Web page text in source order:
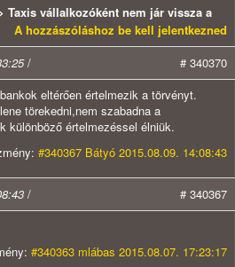
Taxis vállalkozóként nem jár vissza a
A hozzászóláshoz be kell jelentkezned
/
# 340370
eltérően értelmezik a törvényt.
törekedni,nem szabadna a
különböző értelmezéssel élniük.
#340367 Bátyó 2015.08.09. 14:08:43
/
# 340367
#340363 mlábas 2015.08.07. 17:23:17